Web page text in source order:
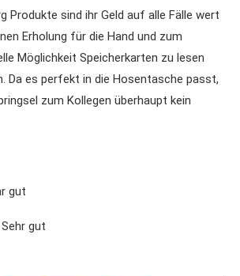
Produkte sind ihr Geld auf alle Fälle wert
Erholung für die Hand und zum
Möglichkeit Speicherkarten zu lesen
Da es perfekt in die Hosentasche passt,
zum Kollegen überhaupt kein
gut
gut